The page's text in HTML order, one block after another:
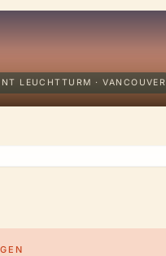
LEUCHTTURM · VANCOUVER